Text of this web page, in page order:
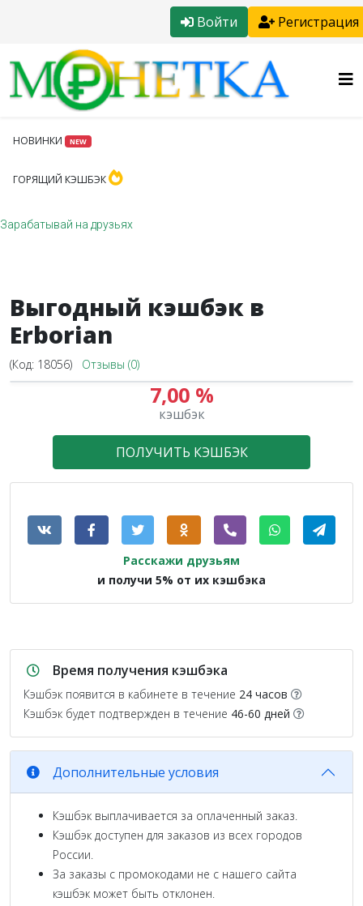
Войти Регистрация
НОВИНКИ NEW
ГОРЯЩИЙ КЭШБЭК
Зарабатывай на друзьях
Выгодный кэшбэк в
Erborian
(Код: 18056) Отзывы (0)
7,00 %
кэшбэк
ПОЛУЧИТЬ КЭШБЭК
Расскажи друзьям
и получи 5% от их кэшбэка
Время получения кэшбэка
Кэшбэк появится в кабинете в течение 24 часов
Кэшбэк будет подтвержден в течение 46-60 дней
Дополнительные условия
Кэшбэк выплачивается за оплаченный заказ.
Кэшбэк доступен для заказов из всех городов
России.
За заказы с промокодами не с нашего сайта
кэшбэк может быть отклонен.